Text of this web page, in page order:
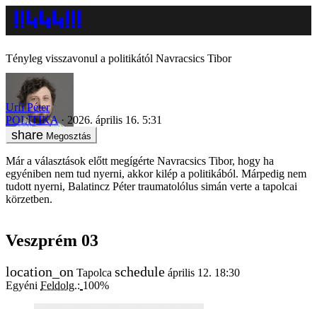
Tényleg visszavonul a politikától Navracsics Tibor
Urfi Péter
POLITIKA
2026. április 16. 5:31
Megosztás
Már a választások előtt megígérte Navracsics Tibor, hogy ha
egyéniben nem tud nyerni, akkor kilép a politikából. Márpedig nem
tudott nyerni, Balatincz Péter traumatolólus simán verte a tapolcai
körzetben.
Veszprém 03
Tapolca
április 12. 18:30
Egyéni Feldolg.: 100%